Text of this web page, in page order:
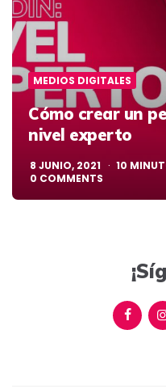
MEDIOS DIGITALES
Cómo crear un
nivel experto
8 JUNIO, 2021 10
0 COMMENTS